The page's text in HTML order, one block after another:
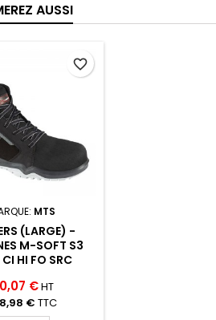
AUSSI
MTS
(LARGE) -
M-SOFT S3
HI FO SRC
€HT
€ TTC
favorite_border